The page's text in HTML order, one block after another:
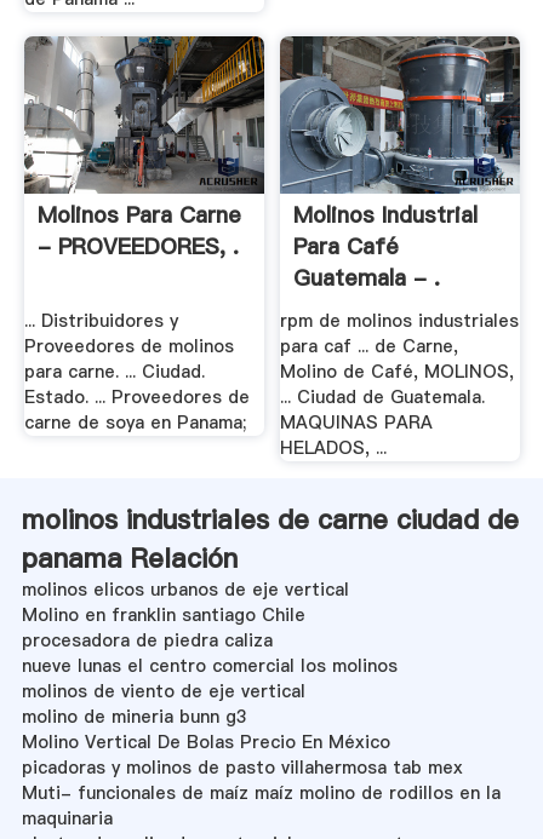
Molinos Para Carne
- PROVEEDORES, .
... Distribuidores y
Proveedores de molinos
para carne. ... Ciudad.
Estado. ... Proveedores de
carne de soya en Panama;
Molinos Industrial
Para Café
Guatemala - .
rpm de molinos industriales
para caf ... de Carne,
Molino de Café, MOLINOS,
... Ciudad de Guatemala.
MAQUINAS PARA
HELADOS, ...
molinos industriales de carne ciudad de
panama Relación
molinos elicos urbanos de eje vertical
Molino en franklin santiago Chile
procesadora de piedra caliza
nueve lunas el centro comercial los molinos
molinos de viento de eje vertical
molino de mineria bunn g3
Molino Vertical De Bolas Precio En México
picadoras y molinos de pasto villahermosa tab mex
Muti- funcionales de maíz maíz molino de rodillos en la
maquinaria